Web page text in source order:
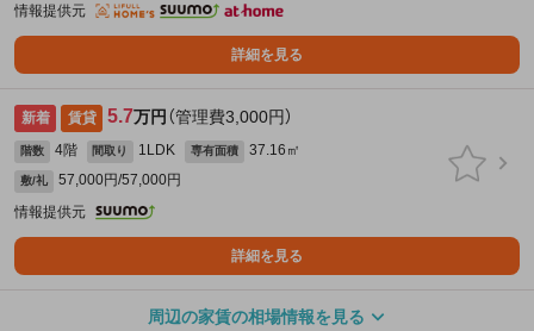
情報提供元
詳細を見る
新着 賃貸 5.7万円 （管理費3,000円）
階数 4階 間取り 1LDK 専有面積 37.16㎡
敷/礼
57,000円/57,000円
情報提供元
詳細を見る
周辺の家賃の相場情報を見る